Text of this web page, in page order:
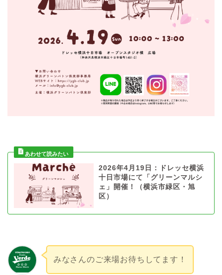
2026年4月19日：ドレッセ横浜
十日市場にて「グリーンマルシ
ェ」開催！（横浜市緑区・旭
区）
みなさんのご来場お待ちしてます！